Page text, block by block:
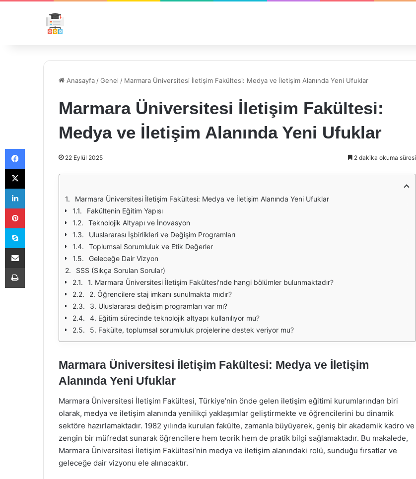
Anasayfa /Genel / Marmara Üniversitesi İletişim Fakültesi: Medya ve İletişim Alanında Yeni Ufuklar
Marmara Üniversitesi İletişim Fakültesi:
Medya ve İletişim Alanında Yeni Ufuklar
22 Eylül 2025 2 dakika okuma süresi
Marmara Üniversitesi İletişim Fakültesi: Medya ve İletişim Alanında Yeni Ufuklar
Fakültenin Eğitim Yapısı
Teknolojik Altyapı ve İnovasyon
Uluslararası İşbirlikleri ve Değişim Programları
Toplumsal Sorumluluk ve Etik Değerler
Geleceğe Dair Vizyon
SSS (Sıkça Sorulan Sorular)
1. Marmara Üniversitesi İletişim Fakültesi'nde hangi bölümler bulunmaktadır?
2. Öğrencilere staj imkanı sunulmakta mıdır?
3. Uluslararası değişim programları var mı?
4. Eğitim sürecinde teknolojik altyapı kullanılıyor mu?
5. Fakülte, toplumsal sorumluluk projelerine destek veriyor mu?
Marmara Üniversitesi İletişim Fakültesi: Medya ve İletişim
Alanında Yeni Ufuklar
Marmara Üniversitesi İletişim Fakültesi, Türkiye’nin önde gelen iletişim eğitimi kurumlarından biri
olarak, medya ve iletişim alanında yenilikçi yaklaşımlar geliştirmekte ve öğrencilerini bu dinamik
sektöre hazırlamaktadır. 1982 yılında kurulan fakülte, zamanla büyüyerek, geniş bir akademik kadro ve
zengin bir müfredat sunarak öğrencilere hem teorik hem de pratik bilgi sağlamaktadır. Bu makalede,
Marmara Üniversitesi İletişim Fakültesi’nin medya ve iletişim alanındaki rolü, sunduğu fırsatlar ve
geleceğe dair vizyonu ele alınacaktır.
Facebook
X
LinkedIn
Pinterest
Skype
E-Posta ile paylaş